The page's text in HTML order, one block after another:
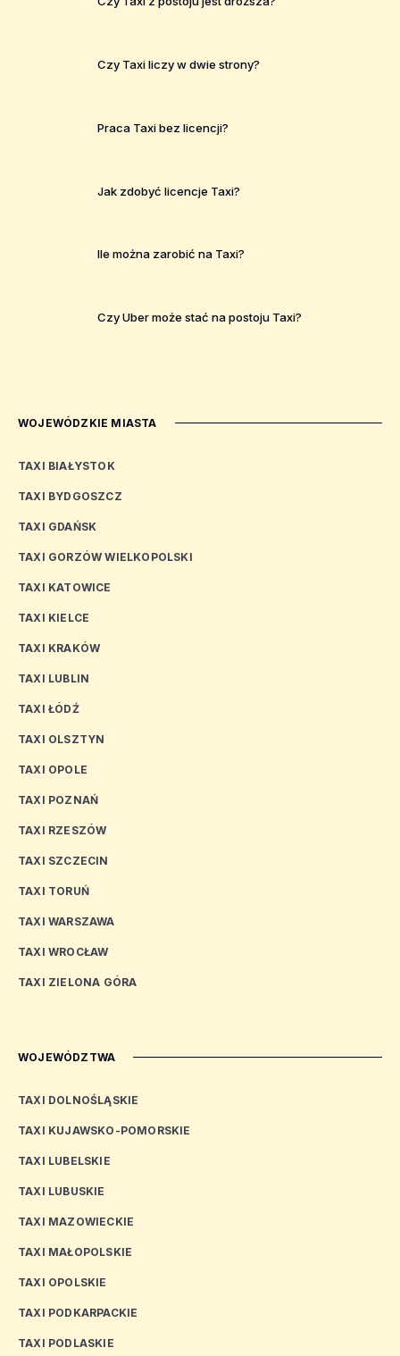
Czy Taxi liczy w dwie strony?
Praca Taxi bez licencji?
Jak zdobyć licencje Taxi?
Ile można zarobić na Taxi?
Czy Uber może stać na postoju Taxi?
WOJEWÓDZKIE MIASTA
TAXI BIAŁYSTOK
TAXI BYDGOSZCZ
TAXI GDAŃSK
TAXI GORZÓW WIELKOPOLSKI
TAXI KATOWICE
TAXI KIELCE
TAXI KRAKÓW
TAXI LUBLIN
TAXI ŁÓDŹ
TAXI OLSZTYN
TAXI OPOLE
TAXI POZNAŃ
TAXI RZESZÓW
TAXI SZCZECIN
TAXI TORUŃ
TAXI WARSZAWA
TAXI WROCŁAW
TAXI ZIELONA GÓRA
WOJEWÓDZTWA
TAXI DOLNOŚLĄSKIE
TAXI KUJAWSKO-POMORSKIE
TAXI LUBELSKIE
TAXI LUBUSKIE
TAXI MAZOWIECKIE
TAXI MAŁOPOLSKIE
TAXI OPOLSKIE
TAXI PODKARPACKIE
TAXI PODLASKIE